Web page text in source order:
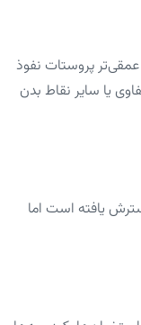
عمقی‌تر پروستات نفوذ
یا سایر نقاط بدن
یافته است اما